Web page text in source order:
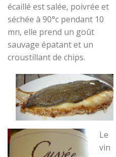
écaillé est salée, poivrée et
séchée à 90°c pendant 10
mn, elle prend un goût
sauvage épatant et un
croustillant de chips.
Le
vin